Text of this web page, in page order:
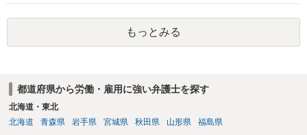
もっとみる
都道府県から労働・雇用に強い弁護士を探す
北海道・東北
北海道
青森県 岩手県 宮城県 秋田県 山形県 福島県